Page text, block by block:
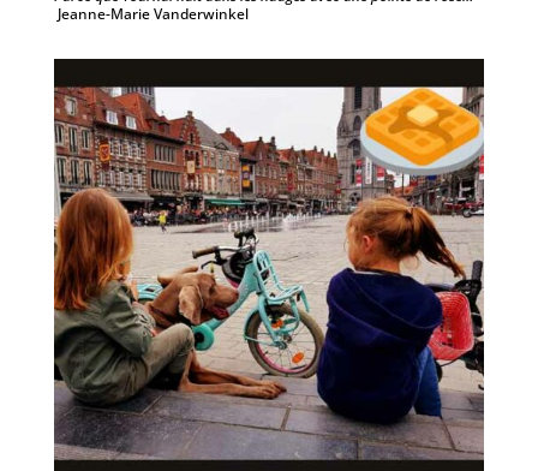
Jeanne-Marie Vanderwinkel